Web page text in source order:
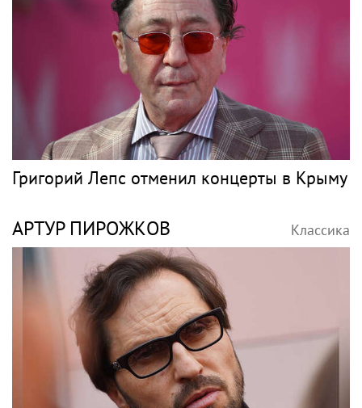
Григорий Лепс отменил концерты в Крыму
АРТУР ПИРОЖКОВ Классика